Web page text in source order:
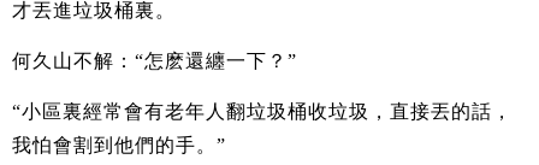
才丟進垃圾桶裏。
何久山不解：“怎麽還纏一下？”
“小區裏經常會有老年人翻垃圾桶收垃圾，直接丟的話，
我怕會割到他們的手。”